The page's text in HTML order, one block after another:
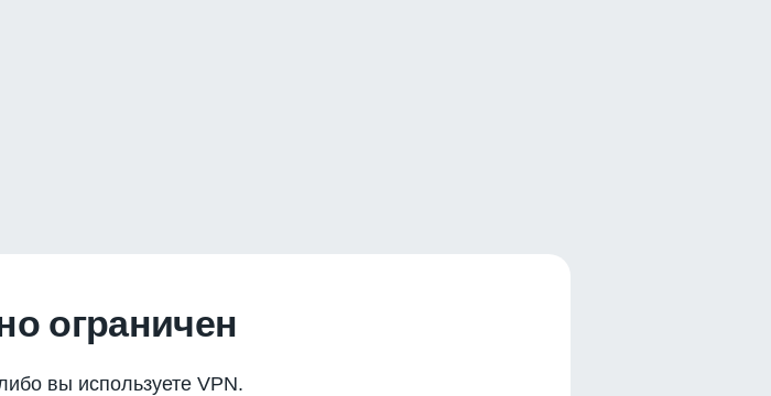
ограничен
вы используете VPN.